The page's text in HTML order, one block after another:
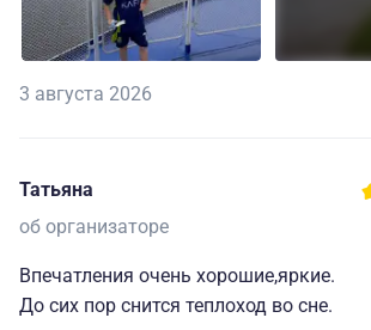
3 августа 2026
Татьяна
об организаторе
Впечатления очень хорошие,яркие.
До сих пор снится теплоход во сне.